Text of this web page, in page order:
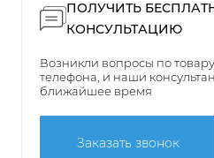
ПОЛУЧИТЬ
КОНСУЛЬТАЦИЮ
Возникли вопросы по
телефона, и наши
ближайшее время
Заказать звонок